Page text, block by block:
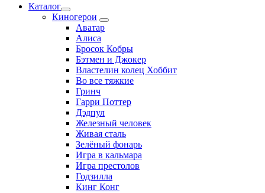
Каталог
Киногерои
Аватар
Алиса
Бросок Кобры
Бэтмен и Джокер
Властелин колец Хоббит
Во все тяжкие
Гринч
Гарри Поттер
Дэдпул
Железный человек
Живая сталь
Зелёный фонарь
Игра в кальмара
Игра престолов
Годзилла
Кинг Конг